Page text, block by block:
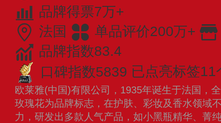
品牌得票7万+
法国
单品评价200万+
品牌指数83.4
口碑指数5839 已点亮标签11
欧莱雅(中国)有限公司，1935年诞生于法国，
玫瑰花为品牌标志，在护肤、彩妆及香水领域
力，研发出多款人气产品，如小黑瓶精华、菁